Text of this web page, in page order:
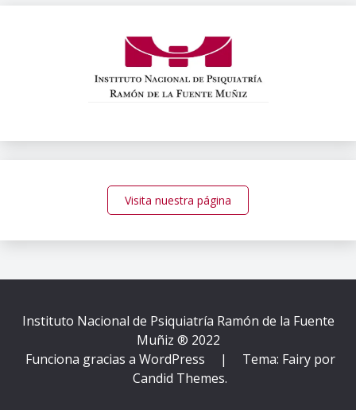
Visita nuestra página
Instituto Nacional de Psiquiatría Ramón de la Fuente
Muñiz ® 2022
Funciona gracias a WordPress
|
Tema: Fairy por
Candid Themes.